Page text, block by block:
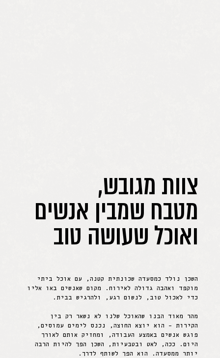
השכן נולד כמסעדה שכונתית קטנה, עם אוכל ביתי
מוקפד ואהבה גדולה לאירוח. מקום שאנשים באו אליו
כדי לאכול טוב, לנשום רגע, ולהרגיש בבית.
מהר מאוד הבנו שהאוכל שלנו לא נשאר רק בין
הקירות – הוא יוצא החוצה, נכנס לימים עמוסים,
פוגש אנשים באמצע העבודה, ומחזיק אותם לאורך
היום. ככה, לאט ובטבעיות, השכן הפך להיות הרבה
יותר ממסעדה. הוא הפך לשותף לדרך.
צוות מגובש,
מטבח שמבין אנשים
ואוכל שעושה טוב